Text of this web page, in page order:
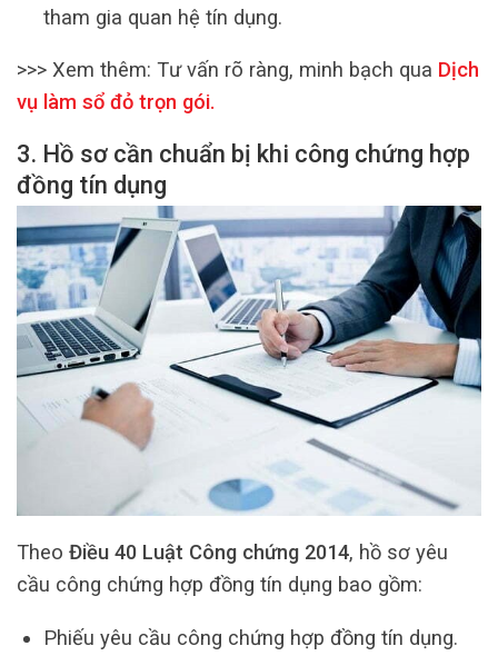
tham gia quan hệ tín dụng.
>>> Xem thêm: Tư vấn rõ ràng, minh bạch qua Dịch
vụ làm sổ đỏ trọn gói.
3. Hồ sơ cần chuẩn bị khi công chứng hợp
đồng tín dụng
Theo Điều 40 Luật Công chứng 2014, hồ sơ yêu
cầu công chứng hợp đồng tín dụng bao gồm:
Phiếu yêu cầu công chứng hợp đồng tín dụng.